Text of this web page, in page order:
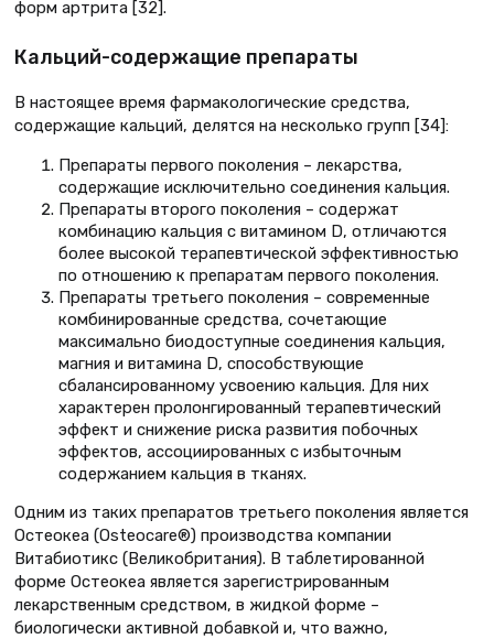
форм артрита [32].
Кальций-содержащие препараты
В настоящее время фармакологические средства,
содержащие кальций, делятся на несколько групп [34]:
Препараты первого поколения – лекарства,
содержащие исключительно соединения кальция.
Препараты второго поколения – содержат
комбинацию кальция с витамином D, отличаются
более высокой терапевтической эффективностью
по отношению к препаратам первого поколения.
Препараты третьего поколения – современные
комбинированные средства, сочетающие
максимально биодоступные соединения кальция,
магния и витамина D, способствующие
сбалансированному усвоению кальция. Для них
характерен пролонгированный терапевтический
эффект и снижение риска развития побочных
эффектов, ассоциированных с избыточным
содержанием кальция в тканях.
Одним из таких препаратов третьего поколения является
Остеокеа (Osteocare®) производства компании
Витабиотикс (Великобритания). В таблетированной
форме Остеокеа является зарегистрированным
лекарственным средством, в жидкой форме –
биологически активной добавкой и, что важно,